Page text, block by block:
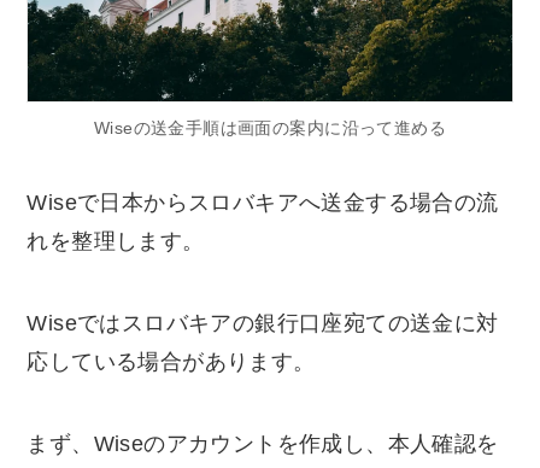
Wiseの送金手順は画面の案内に沿って進める
Wiseで日本からスロバキアへ送金する場合の流
れを整理します。
Wiseではスロバキアの銀行口座宛ての送金に対
応している場合があります。
まず、Wiseのアカウントを作成し、本人確認を